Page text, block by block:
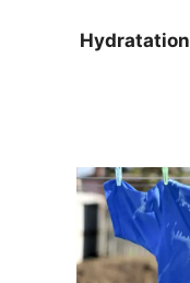
Hydratation